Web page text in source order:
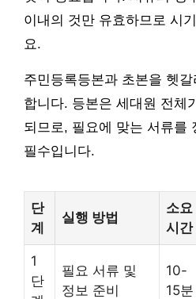
이내의 것만 유효하므로 시
요.
주민등록등본과 초본을 헷
합니다. 등본은 세대원 전체
되므로, 필요에 맞는 서류를
필수입니다.
단
계
실행 방법
소요
시간
1
단
필요 서류 및
정보 준비
10-
15분